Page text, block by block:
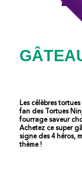
Les célèbres
fan des Tortues
fourrage saveur
Achetez ce super
signe des 4 héros,
thème !